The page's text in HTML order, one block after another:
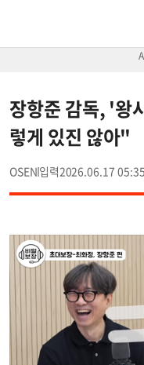
장항준 감독, '왕
렇게 있진 않아"
OSEN 2026.06.17 05:35